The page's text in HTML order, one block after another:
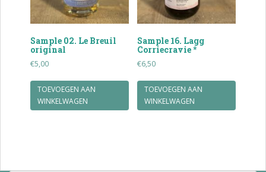
Sample 02. Le Breuil
original
€5,00
TOEVOEGEN AAN
WINKELWAGEN
Sample 16. Lagg
Corriecravie *
€6,50
TOEVOEGEN AAN
WINKELWAGEN